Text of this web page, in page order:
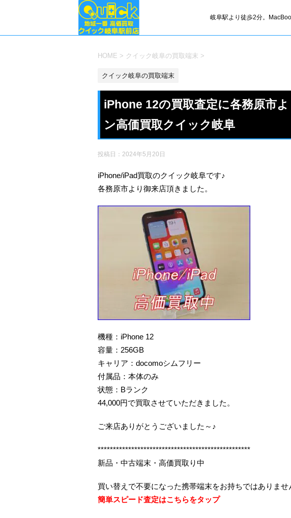
岐阜駅より徒歩2分。
HOME > クイック岐阜の買取端末 >
クイック岐阜の買取端末
iPhone 12の買取査定に各務原市
ン高価買取クイック岐阜
投稿日： 2024年5月20日
iPhone/iPad買取のクイック岐阜です♪
各務原市より御来店頂きました。
機種：iPhone 12
容量：256GB
キャリア：docomoシムフリー
付属品：本体のみ
状態：Bランク
44,000円で買取させていただきました。
ご来店ありがとうございました～♪
**************************************************
新品・中古端末・高価買取り中
買い替えで不要になった携帯端末をお持ちではありませ
簡単スピード査定はこちらをタップ